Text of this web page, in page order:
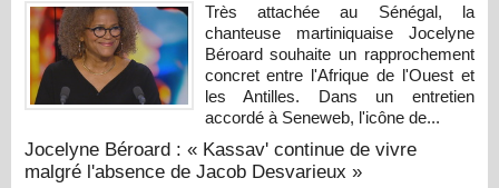
Très attachée au Sénégal, la
chanteuse martiniquaise Jocelyne
Béroard souhaite un rapprochement
concret entre l'Afrique de l'Ouest et
les Antilles. Dans un entretien
accordé à Seneweb, l'icône de...
Jocelyne Béroard : « Kassav' continue de vivre
malgré l'absence de Jacob Desvarieux »